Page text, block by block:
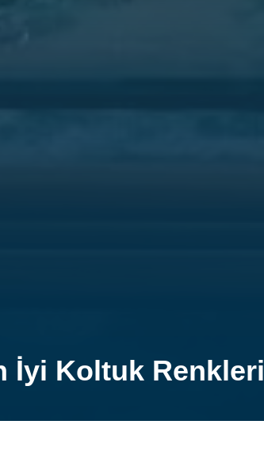
İyi Koltuk Renkleri